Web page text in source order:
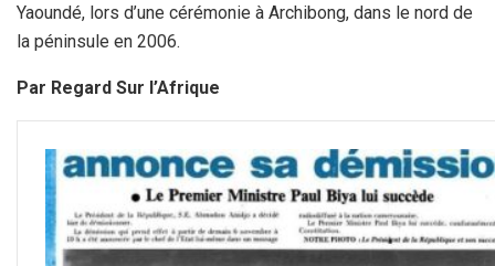
Yaoundé, lors d’une cérémonie à Archibong, dans le nord de
la péninsule en 2006.
Par Regard Sur l’Afrique